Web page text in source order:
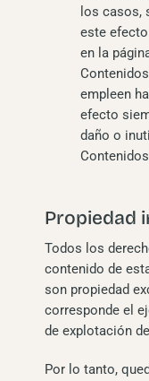
los casos,
este
en la
empleen
efecto
daño o
Propiedad
Todos los
contenido de
son propiedad
corresponde el
de explotación
Por lo tanto,